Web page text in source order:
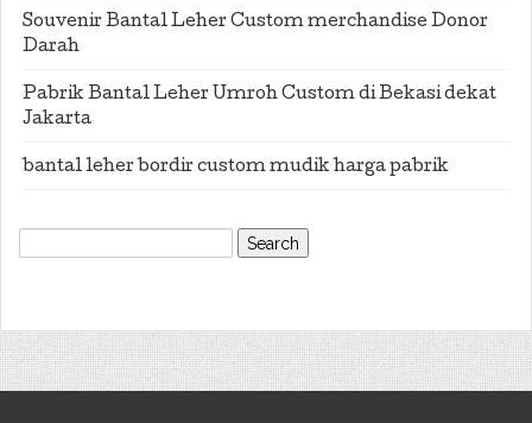
Souvenir Bantal Leher Custom merchandise Donor
Darah
Pabrik Bantal Leher Umroh Custom di Bekasi dekat
Jakarta
bantal leher bordir custom mudik harga pabrik
Search
for: